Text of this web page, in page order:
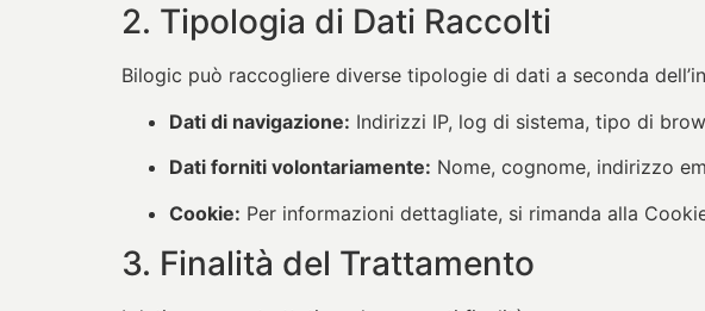
2. Tipologia di Dati Raccolti
Bilogic può raccogliere diverse tipologie di dati a seconda
Dati di navigazione: Indirizzi IP, log di sistema, tipo di
Dati forniti volontariamente: Nome, cognome, indirizzo
Cookie: Per informazioni dettagliate, si rimanda alla
3. Finalità del Trattamento